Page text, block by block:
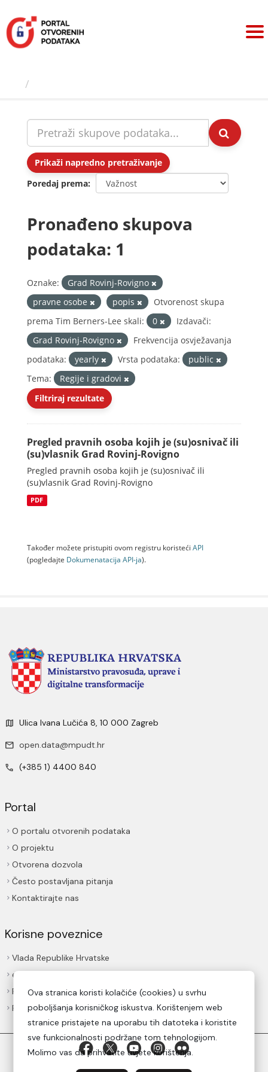
sadržaj
Prikaži napredno pretraživanje
Poredaj prema
Pronađeno skupova
podataka: 1
Oznake:
Grad Rovinj-Rovigno
pravne osobe
popis
Otvorenost skupa
prema Tim Berners-Lee skali:
0
Izdavači:
Grad Rovinj-Rovigno
Frekvencija osvježavanja
podataka:
yearly Vrsta podataka:
public
Tema:
Regije i gradovi
Filtriraj rezultate
Pregled pravnih osoba kojih je (su)osnivač ili
(su)vlasnik Grad Rovinj-Rovigno
Pregled pravnih osoba kojih je (su)osnivač ili
(su)vlasnik Grad Rovinj-Rovigno
PDF
Također možete pristupiti ovom registru koristeći API
(pogledajte Dokumenаtаcijа API-jа).